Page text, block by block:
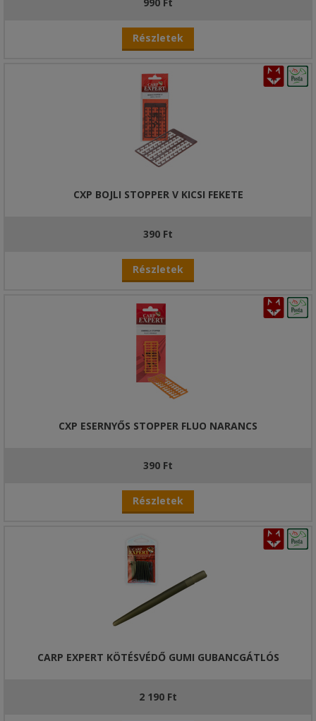
Részletek
CXP BOJLI STOPPER V KICSI FEKETE
390 Ft
Részletek
CXP ESERNYŐS STOPPER FLUO NARANCS
390 Ft
Részletek
CARP EXPERT KÖTÉSVÉDŐ GUMI GUBANCGÁTLÓS
2 190 Ft